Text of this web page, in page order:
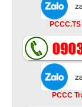
PCCC